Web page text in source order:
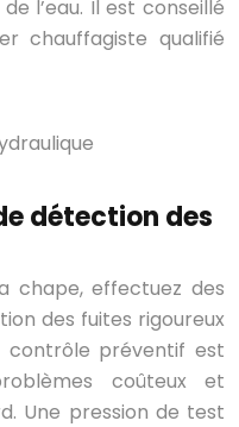
l’eau. Il est conseillé
chauffagiste qualifié
détection des
chape, effectuez des
des fuites rigoureux
contrôle préventif est
coûteux et
Une pression de test